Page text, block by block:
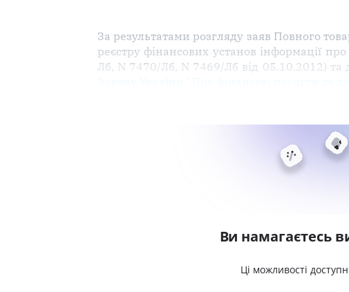
За результатами розгляду заяв Повного
реєстру фінансових установ інформації
Лб, N 7470/Лб, N 7469/Лб від 05.10.2012) та
Ви намагаєтесь
Ці можливості